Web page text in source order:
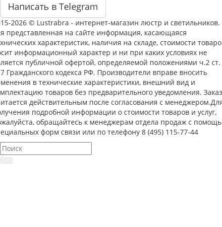
Написать в Telegram
2026 © Lustrabra - интернет-магазин люстр и светильников.
представленная на сайте информация, касающаяся
характеристик, наличия на складе, стоимости
информационный характер и ни при каких условиях не
публичной офертой, определяемой положениями ч.2 ст.
Гражданского кодекса РФ. Производители вправе вносить
в технические характеристики, внешний вид и
товаров без предварительного уведомления. Заказ
действительным после согласования с
подробной информации о стоимости товаров и услуг,
обращайтесь к менеджерам отдела продаж с
форм связи или по телефону 8 (495) 115-77-44